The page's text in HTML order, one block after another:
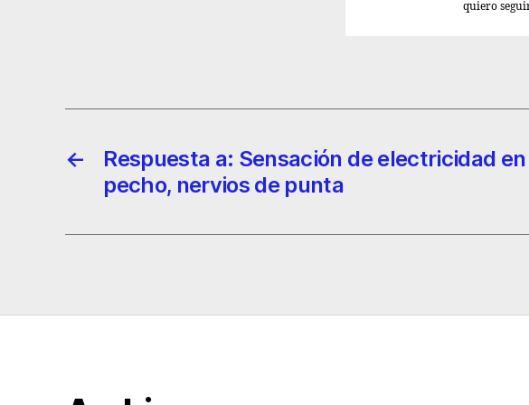
quiero
←
Respuesta a: Sensación de electricidad en
pecho, nervios de punta